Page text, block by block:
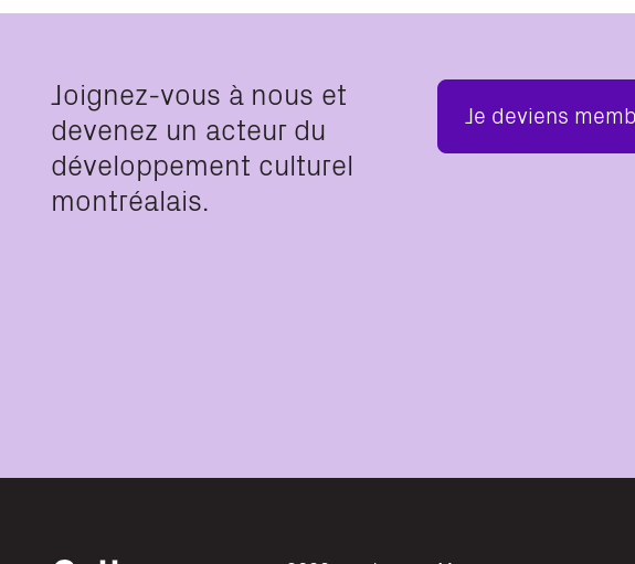
Joignez-vous à nous et
devenez un acteur du
développement culturel
montréalais.
Je deviens